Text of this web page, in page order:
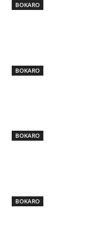
BOKARO
BOKARO
BOKARO
BOKARO